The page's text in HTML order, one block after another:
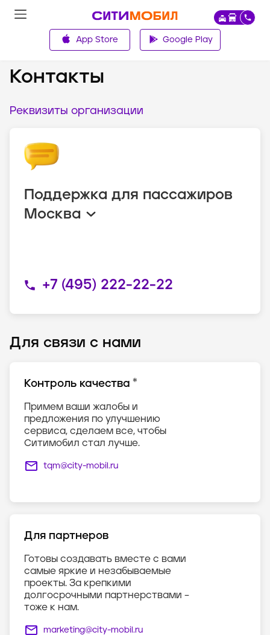
App Store Google Play
О компании
Контакты
Реквизиты организации
Поддержка для пассажиров
Москва
+7 (495) 222-22-22
Для связи с нами
Контроль качества *
Примем ваши жалобы и
предложения по улучшению
сервиса, сделаем все, чтобы
Ситимобил стал лучше.
tqm@city-mobil.ru
Для партнеров
Готовы создавать вместе с вами
самые яркие и незабываемые
проекты. За крепкими
долгосрочными партнерствами –
тоже к нам.
marketing@city-mobil.ru